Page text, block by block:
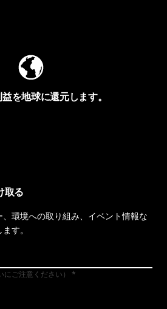
を地球に還元します。
取る
環境への取り組み、イベント情報な
す。
ご注意ください）